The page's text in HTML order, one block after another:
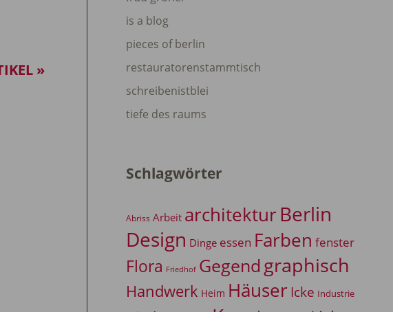
»
is a blog
pieces of berlin
restauratorenstammtisch
schreibenistblei
tiefe des raums
Schlagwörter
Abriss Arbeit architekturBerlin
Design Dinge essen Farben fenster
Flora Friedhof Gegendgraphisch
Handwerk Heim Häuser Icke Industrie